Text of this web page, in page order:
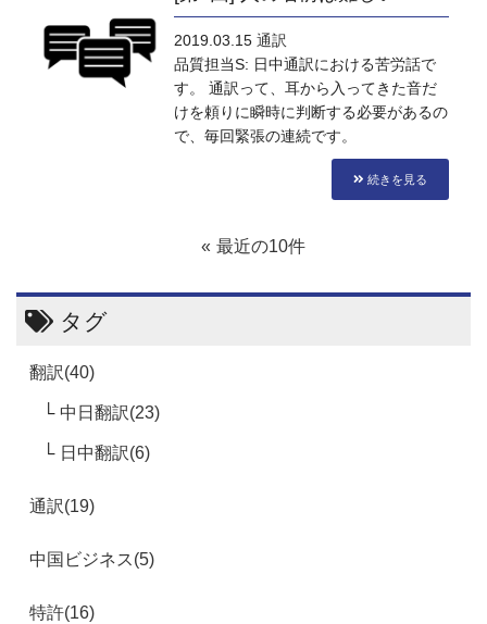
2019.03.15 通訳
品質担当S: 日中通訳における苦労話で
す。 通訳って、耳から入ってきた音だ
けを頼りに瞬時に判断する必要があるの
で、毎回緊張の連続です。
続きを見る
最近の10件
タグ
翻訳(40)
中日翻訳(23)
日中翻訳(6)
通訳(19)
中国ビジネス(5)
特許(16)